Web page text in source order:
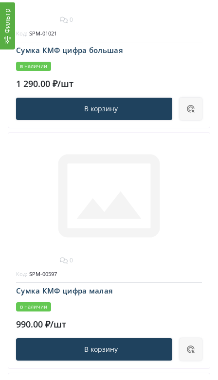
Фильтр 0
Сумка КМФ цифра большая
в наличии
Код: SPM-01021
1 290.00 ₽/шт
В корзину
0
Сумка КМФ цифра малая
в наличии
Код: SPM-00597
990.00 ₽/шт
В корзину